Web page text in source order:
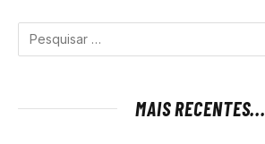
MAIS RECENTES...